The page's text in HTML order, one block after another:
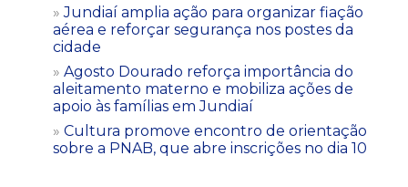
Jundiaí amplia ação para organizar fiação
aérea e reforçar segurança nos postes da
cidade
Agosto Dourado reforça importância do
aleitamento materno e mobiliza ações de
apoio às famílias em Jundiaí
Cultura promove encontro de orientação
sobre a PNAB, que abre inscrições no dia 10